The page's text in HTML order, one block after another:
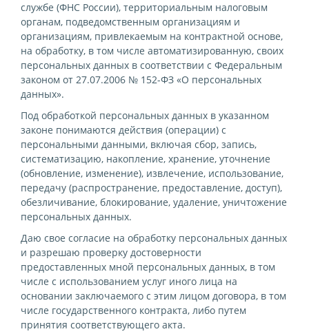
службе (ФНС России), территориальным налоговым
органам, подведомственным организациям и
организациям, привлекаемым на контрактной основе,
на обработку, в том числе автоматизированную, своих
персональных данных в соответствии с Федеральным
законом от 27.07.2006 № 152-ФЗ «О персональных
данных».
Под обработкой персональных данных в указанном
законе понимаются действия (операции) с
персональными данными, включая сбор, запись,
систематизацию, накопление, хранение, уточнение
(обновление, изменение), извлечение, использование,
передачу (распространение, предоставление, доступ),
обезличивание, блокирование, удаление, уничтожение
персональных данных.
Даю свое согласие на обработку персональных данных
и разрешаю проверку достоверности
предоставленных мной персональных данных, в том
числе с использованием услуг иного лица на
основании заключаемого с этим лицом договора, в том
числе государственного контракта, либо путем
принятия соответствующего акта.